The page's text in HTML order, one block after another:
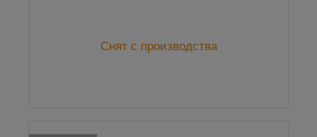
Снят с производства